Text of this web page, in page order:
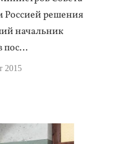
Россией решения
начальник
пос…
2015